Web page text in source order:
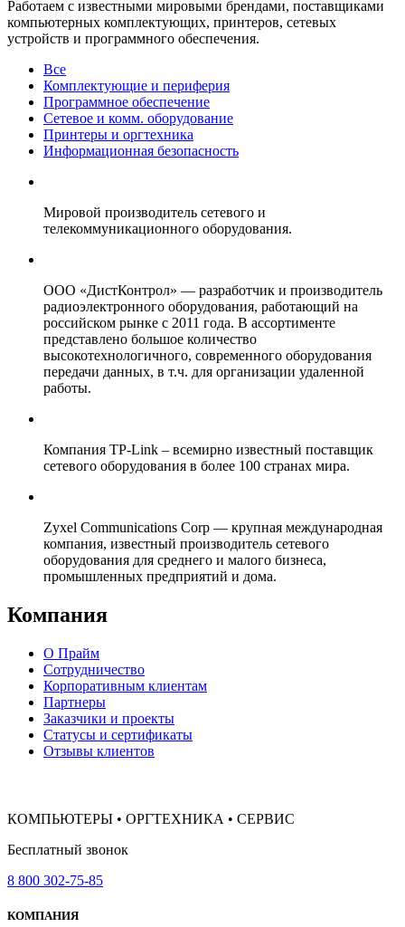
Работаем с известными мировыми брендами, поставщиками
компьютерных комплектующих, принтеров, сетевых
устройств и программного обеспечения.
Все
Комплектующие и периферия
Программное обеспечение
Сетевое и комм. оборудование
Принтеры и оргтехника
Информационная безопасность
Мировой производитель сетевого и
телекоммуникационного оборудования.
ООО «ДистКонтрол» — разработчик и производитель
радиоэлектронного оборудования, работающий на
российском рынке с 2011 года. В ассортименте
представлено большое количество
высокотехнологичного, современного оборудования
передачи данных, в т.ч. для организации удаленной
работы.
Компания TP-Link – всемирно известный поставщик
сетевого оборудования в более 100 странах мира.
Zyxel Communications Corp — крупная международная
компания, известный производитель сетевого
оборудования для среднего и малого бизнеса,
промышленных предприятий и дома.
Компания
О Прайм
Сотрудничество
Корпоративным клиентам
Партнеры
Заказчики и проекты
Статусы и сертификаты
Отзывы клиентов
КОМПЬЮТЕРЫ • ОРГТЕХНИКА • СЕРВИС
Бесплатный звонок
8 800 302-75-85
КОМПАНИЯ